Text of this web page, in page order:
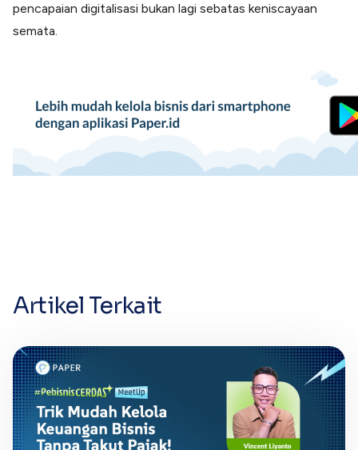
pencapaian digitalisasi bukan lagi sebatas keniscayaan
semata.
Artikel Terkait